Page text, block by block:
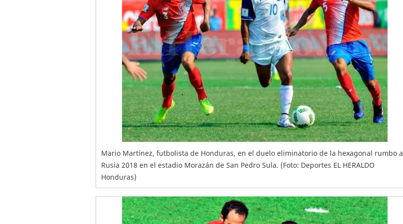
Mario Martínez, futbolista de Honduras, en el duelo eliminatorio de la hexagonal rumbo a
Rusia 2018 en el estadio Morazán de San Pedro Sula. (Foto: Deportes EL HERALDO
Honduras)